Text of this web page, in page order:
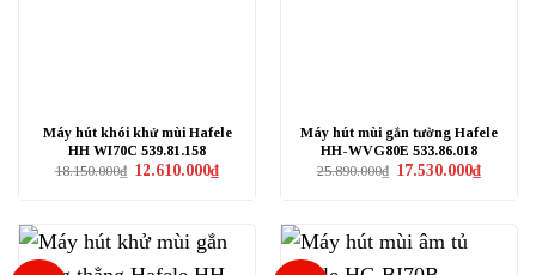
Máy hút khói khử mùi Hafele
HH WI70C 539.81.158
18.150.000₫ Giá
12.610.000₫Giá
hiện
12.610.000₫.
Máy hút mùi gắn tường Hafele
HH-WVG80E 533.86.018
25.890.000₫ Giá
17.530.000₫Giá
hiện